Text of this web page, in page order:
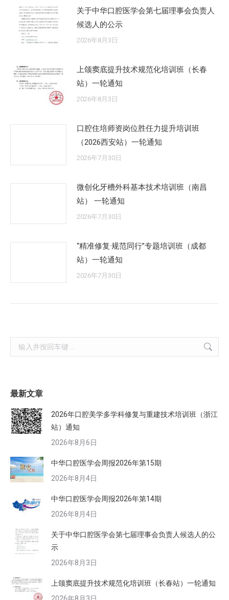
关于中华口腔医学会第七届理事会负责人
候选人的公示
2026年8月3日
上颌窦底提升技术规范化培训班（长春
站）一轮通知
2026年8月3日
口腔住培师资岗位胜任力提升培训班
（2026西安站）一轮通知
2026年7月30日
微创化牙槽外科基本技术培训班（南昌
站） 一轮通知
2026年7月30日
“精准修复·规范同行”专题培训班（成都
站）一轮通知
2026年7月30日
Search:
最新文章
2026年口腔美学多学科修复与重建技术培训班（浙江
站）通知
2026年8月6日
中华口腔医学会周报2026年第15期
2026年8月4日
中华口腔医学会周报2026年第14期
2026年8月4日
关于中华口腔医学会第七届理事会负责人候选人的公
示
2026年8月3日
上颌窦底提升技术规范化培训班（长春站）一轮通知